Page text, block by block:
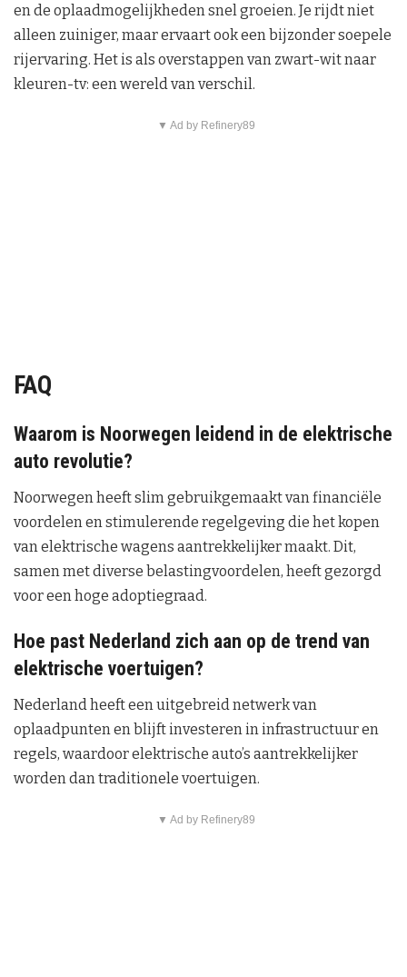
en de oplaadmogelijkheden snel groeien. Je rijdt niet
alleen zuiniger, maar ervaart ook een bijzonder soepele
rijervaring. Het is als overstappen van zwart-wit naar
kleuren-tv: een wereld van verschil.
▼ Ad by Refinery89
FAQ
Waarom is Noorwegen leidend in de elektrische
auto revolutie?
Noorwegen heeft slim gebruikgemaakt van financiële
voordelen en stimulerende regelgeving die het kopen
van elektrische wagens aantrekkelijker maakt. Dit,
samen met diverse belastingvoordelen, heeft gezorgd
voor een hoge adoptiegraad.
Hoe past Nederland zich aan op de trend van
elektrische voertuigen?
Nederland heeft een uitgebreid netwerk van
oplaadpunten en blijft investeren in infrastructuur en
regels, waardoor elektrische auto’s aantrekkelijker
worden dan traditionele voertuigen.
▼ Ad by Refinery89